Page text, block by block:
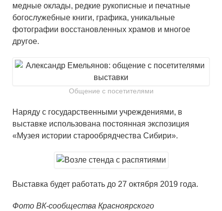
медные оклады, редкие рукописные и печатные
богослужебные книги, графика, уникальные
фотографии восстановленных храмов и многое
другое.
Общение с посетителями
Наряду с государственными учреждениями, в
выставке использована постоянная экспозиция
«Музея истории старообрядчества Сибири».
Выставка будет работать до 27 октября 2019 года.
Фото ВК-сообщества Красноярского